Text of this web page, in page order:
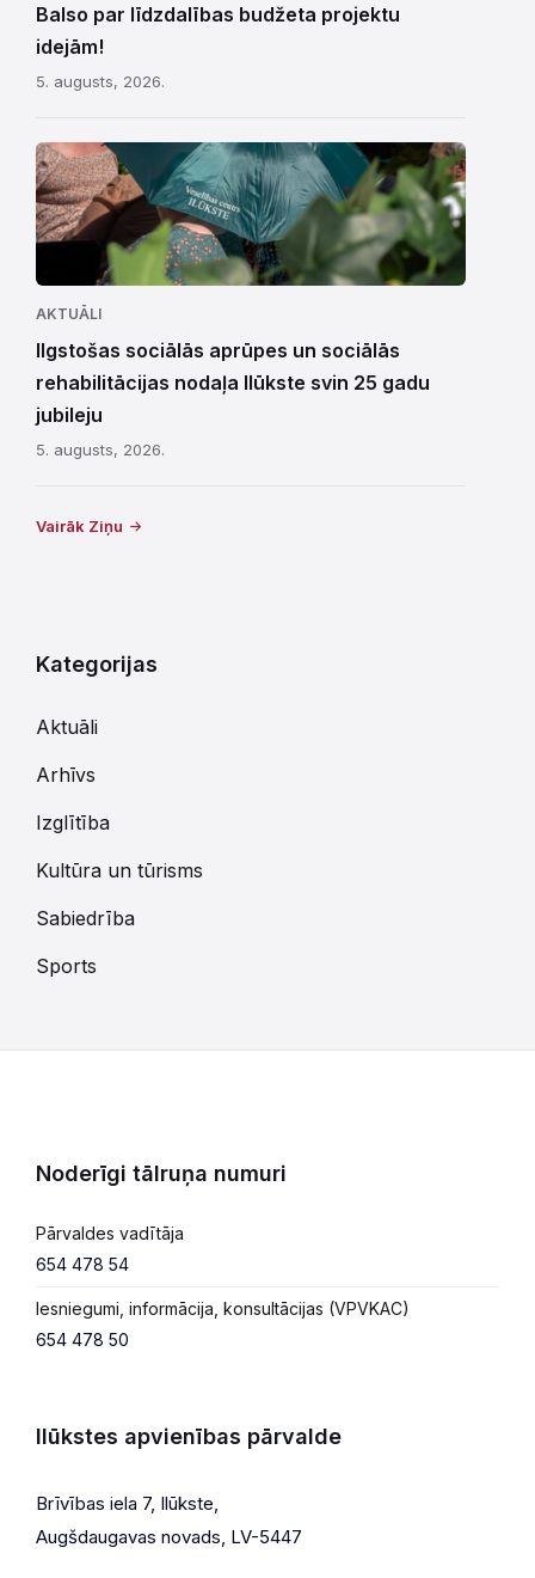
Balso par līdzdalības budžeta projektu
idejām!
5. augusts, 2026.
AKTUĀLI
Ilgstošas sociālās aprūpes un sociālās
rehabilitācijas nodaļa Ilūkste svin 25 gadu
jubileju
5. augusts, 2026.
Vairāk Ziņu
Kategorijas
Aktuāli
Arhīvs
Izglītība
Kultūra un tūrisms
Sabiedrība
Sports
Noderīgi tālruņa numuri
Pārvaldes vadītāja
654 478 54
Iesniegumi, informācija, konsultācijas (VPVKAC)
654 478 50
Ilūkstes apvienības pārvalde
Brīvības iela 7, Ilūkste,
Augšdaugavas novads, LV-5447